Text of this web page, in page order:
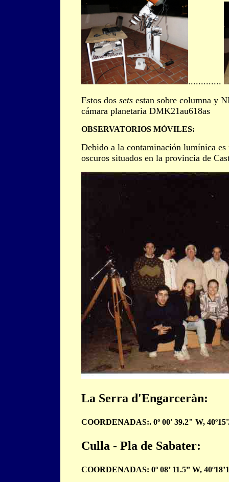
.............
Estos dos sets estan sobre columna y
cámara planetaria DMK21au618as
OBSERVATORIOS MÓVILES:
Debido a la contaminación lumínica es
oscuros situados en la provincia de
La Serra d'Engarceràn:
COORDENADAS:. 0º 00' 39.2" W,
Culla - Pla de Sabater:
COORDENADAS: 0º 08’ 11.5” W,